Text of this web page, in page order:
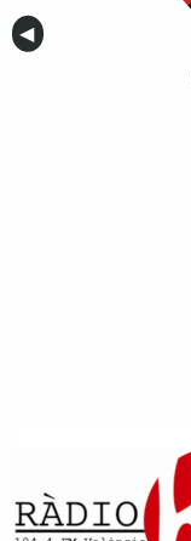
Anterior
◀︎